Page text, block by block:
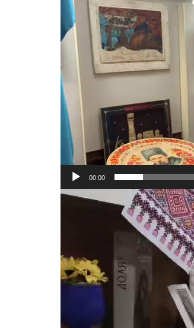
Відеопрогравач
00:00
Відеопрогравач